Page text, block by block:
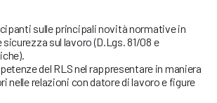
sulle principali novità normative in
sul lavoro (D.Lgs. 81/08 e
del RLS nel rappresentare in maniera
nelle relazioni con datore di lavoro e figure